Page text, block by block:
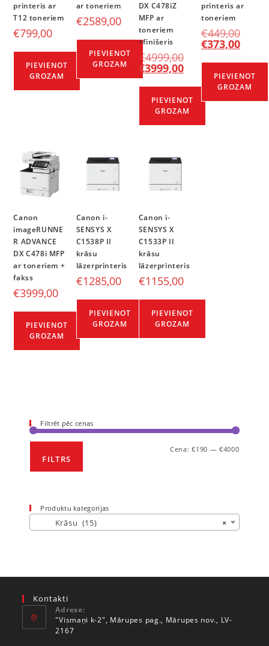
printeris ar
T12 toneriem
€799,00
PIEVIENOT
GROZAM
ar toneriem
€2589,00
PIEVIENOT
GROZAM
DX C478iZ
MFP ar
toneriem
+finišeris
€4999,00
€3999,00
PIEVIENOT
GROZAM
printeris ar
toneriem
€449,00
€373,00
PIEVIENOT
GROZAM
Canon
imageRUNNE
R ADVANCE
DX C478i MFP
ar toneriem +
fakss
€3999,00
PIEVIENOT
GROZAM
Canon i-
SENSYS X
C1538P II
krāsu
lāzerprinteris
€1285,00
PIEVIENOT
GROZAM
Canon i-
SENSYS X
C1533P II
krāsu
lāzerprinteris
€1155,00
PIEVIENOT
GROZAM
Filtrēt pēc cenas
FILTRS
Cena:€190 —€4000
Produktu kategorijas
×
Krāsu (15)
Kontakti
Adrese:
"Vismaņi k-2", Mārupes pag., Mārupes nov., LV-
2167